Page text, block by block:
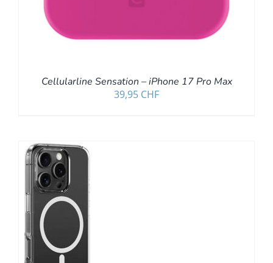
Cellularline Sensation – iPhone 17 Pro Max
39,95 CHF